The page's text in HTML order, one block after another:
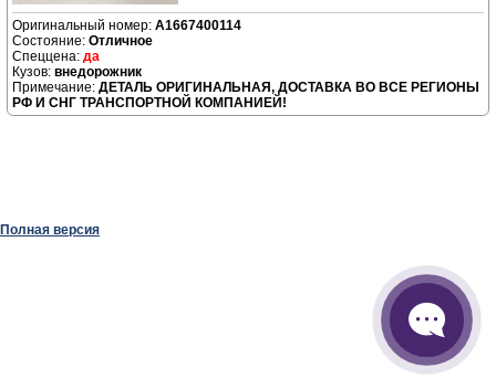
A1667400114
Отличное
да
внедорожник
ДЕТАЛЬ ОРИГИНАЛЬНАЯ, ДОСТАВКА ВО ВСЕ РЕГИОНЫ
РФ И СНГ ТРАНСПОРТНОЙ КОМПАНИЕЙ!
Полная версия